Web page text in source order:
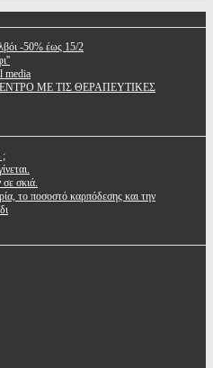
-50% έως 15/2
media
ΜΕ ΤΙΣ ΘΕΡΑΠΕΥΤΙΚΕΣ
;
σκιά.
το ποσοστό καρπόδεσης και την